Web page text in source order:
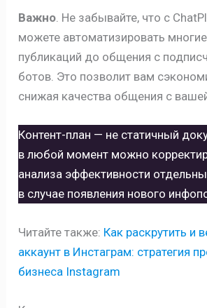
Важно . Не забывайте, что с
можете автоматизировать
публикаций до общения с
ботов. Это позволит вам
снижая качества общения с
Контент-план — не статичный
в любой момент можно
анализа эффективности
в случае появления нового
Читайте также: Как раскрутить и
аккаунт в Инстаграм: стратегия
бизнеса Instagram